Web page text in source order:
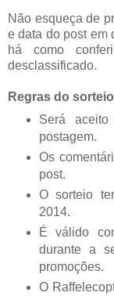
Não esqueça de
e data do post em
há como
desclassificado.
Regras do
Será
postagem.
Os
post.
O sorteio
2014.
É válido
durante a
promoções.
O